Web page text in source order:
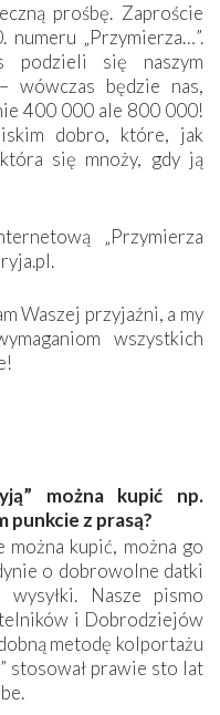
prośbę. Zaproście
„Przymierza…”.
podzieli się naszym
wówczas będzie nas,
400 000 ale 800 000!
dobro, które, jak
się mnoży, gdy ją
„Przymierza
.
Waszej przyjaźni, a my
wszystkich
można kupić np.
punkcie z prasą?
kupić, można go
o dobrowolne datki
Nasze pismo
i Dobrodziejów
metodę kolportażu
stosował prawie sto lat